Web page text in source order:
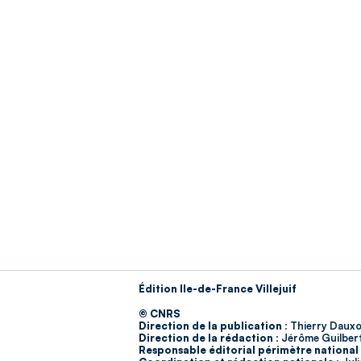
Édition Ile-de-France Villejuif
© CNRS
Direction de la publication : Thierry
Direction de la rédaction : Jérôme
Responsable éditorial périmètre national